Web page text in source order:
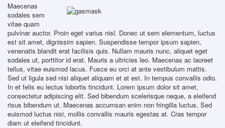
Maecenas
sodales sem
vitae quam
pulvinar auctor. Proin eget varius nisl. Donec ut sem elementum, luctus
est sit amet, dignissim sapien. Suspendisse tempor ipsum sapien,
venenatis blandit erat facilisis quis. Nullam mauris nunc, aliquet eget
sodales ut, porttitor id erat. Mauris a ultricies leo. Maecenas ac laoreet
tellus, vitae euismod lacus. Fusce eu orci at ante vestibulum mattis.
Sed ut ligula sed nisi aliquet aliquam et at est. In tempus convallis odio.
In et felis eu lectus lobortis tincidunt. Lorem ipsum dolor sit amet,
consectetur adipiscing elit. Sed bibendum scelerisque neque, a eleifend
risus bibendum ut. Maecenas accumsan enim non fringilla luctus. Sed
euismod luctus nisi, mollis convallis mauris egestas at. Cras tempor
diam ut eleifend tincidunt.